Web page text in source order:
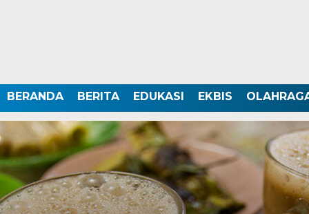
BERANDA BERITA EDUKASI EKBIS